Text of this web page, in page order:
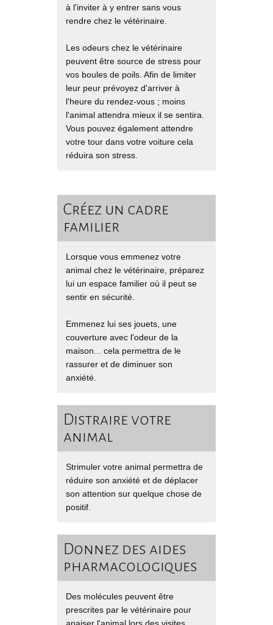
à l'inviter à y entrer sans vous
rendre chez le vétérinaire.
Les odeurs chez le vétérinaire
peuvent être source de stress pour
vos boules de poils. Afin de limiter
leur peur prévoyez d'arriver à
l'heure du rendez-vous ; moins
l'animal attendra mieux il se sentira.
Vous pouvez également attendre
votre tour dans votre voiture cela
réduira son stress.
Créez un cadre
familier
Lorsque vous emmenez votre
animal chez le vétérinaire, préparez
lui un espace familier où il peut se
sentir en sécurité.
Emmenez lui ses jouets, une
couverture avec l'odeur de la
maison... cela permettra de le
rassurer et de diminuer son
anxiété.
Distraire votre
animal
Strimuler votre animal permettra de
réduire son anxiété et de déplacer
son attention sur quelque chose de
positif.
Donnez des aides
pharmacologiques
Des molécules peuvent être
prescrites par le vétérinaire pour